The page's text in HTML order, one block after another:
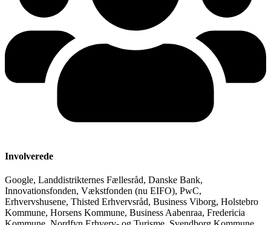
Involverede
Google, Landdistrikternes Fællesråd, Danske Bank,
Innovationsfonden, Vækstfonden (nu EIFO), PwC,
Erhvervshusene, Thisted Erhvervsråd, Business Viborg, Holstebro
Kommune, Horsens Kommune, Business Aabenraa, Fredericia